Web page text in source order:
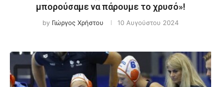
μπορούσαμε να πάρουμε το χρυσό»!
by Γιώργος Χρήστου 10 Αυγούστου 2024